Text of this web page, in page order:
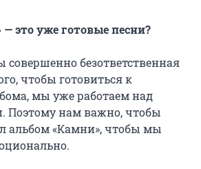
— это уже готовые песни?
безответственная
чтобы готовиться к
мы уже работаем над
Поэтому нам важно, чтобы
альбом «Камни», чтобы мы